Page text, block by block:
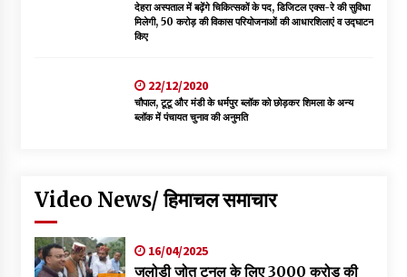
देहरा अस्पताल में बढ़ेंगे चिकित्सकों के पद, डिजिटल एक्स-रे की सुविधा
मिलेगी, 50 करोड़ की विकास परियोजनाओं की आधारशिलाएं व उद्घाटन
किए
22/12/2020
चौपाल, टूटू और मंडी के धर्मपुर ब्लॉक को छोड़कर शिमला के अन्य
ब्लॉक में पंचायत चुनाव की अनुमति
Video News/ हिमाचल समाचार
16/04/2025
जलोड़ी जोत टनल के लिए 3000 करोड की